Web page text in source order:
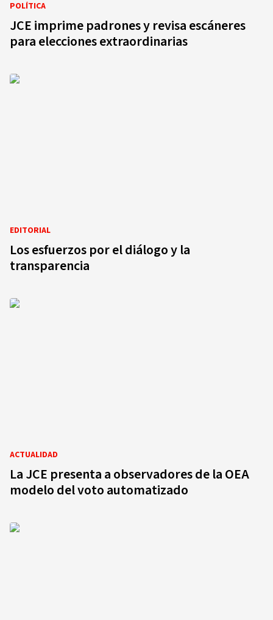
POLÍTICA
JCE imprime padrones y revisa escáneres
para elecciones extraordinarias
EDITORIAL
Los esfuerzos por el diálogo y la
transparencia
ACTUALIDAD
La JCE presenta a observadores de la OEA
modelo del voto automatizado